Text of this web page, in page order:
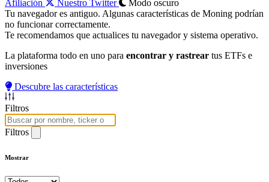
Afiliación
Nuestro Twitter
Modo oscuro
Tu navegador es antiguo. Algunas características de Moning podrían
no funcionar correctamente.
Te recomendamos que actualices tu navegador y sistema operativo.
La plataforma todo en uno para encontrar y rastrear tus ETFs e
inversiones
Descubre las características
Filtros
Filtros
Mostrar